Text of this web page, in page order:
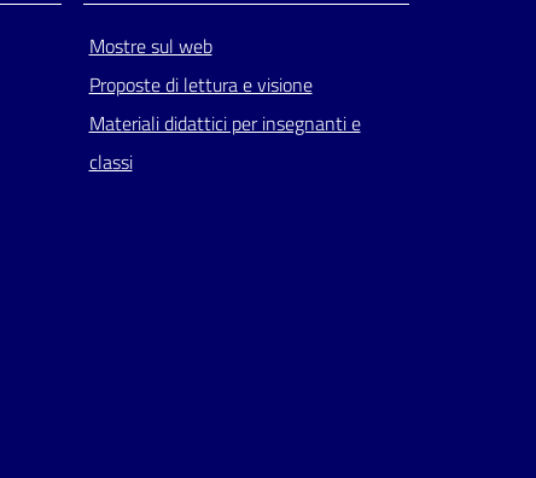
Mostre sul web
Proposte di lettura e visione
Materiali didattici per insegnanti e
classi